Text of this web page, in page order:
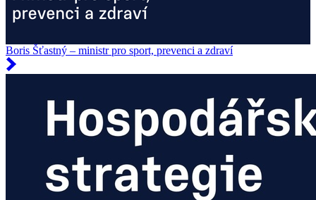
Boris Šťastný – ministr pro sport, prevenci a zdraví